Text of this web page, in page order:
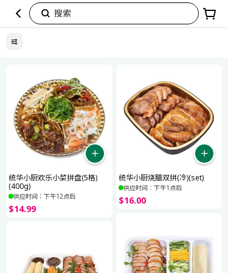
搜索
团
肴，
轻
定
统华小厨欢乐小菜拼盘(5格)
(400g)
供应时间：下午12点后
$14.99
统华小厨烧腊双拼(冷)(set)
供应时间：下午1点后
$16.00